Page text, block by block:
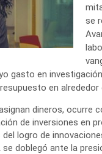
se
gasto en
en alrededor
dineros, ocurre
de inversiones en
logro de
doblegó ante la